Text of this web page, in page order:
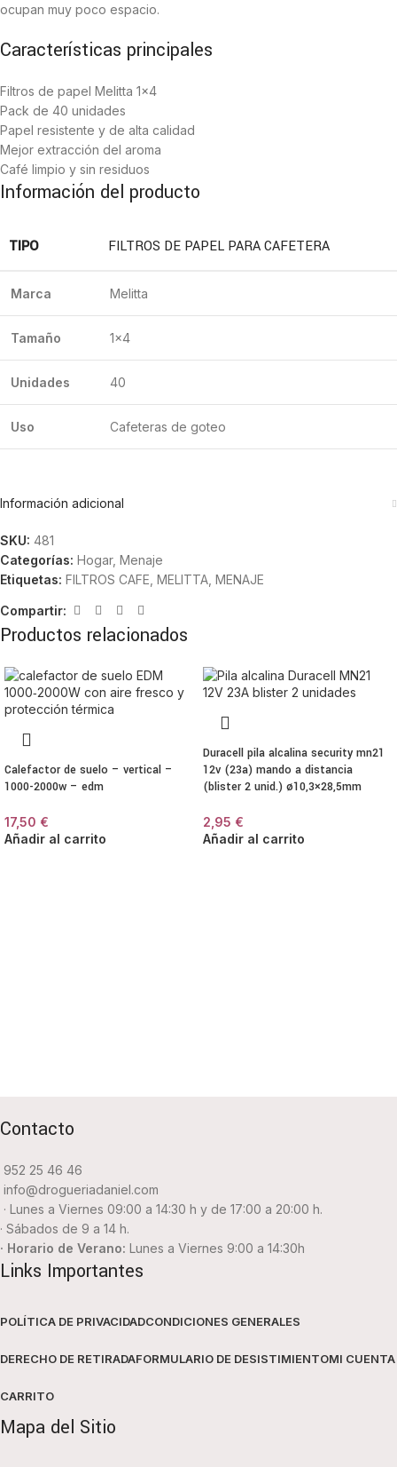
ocupan muy poco espacio.
Características principales
Filtros de papel Melitta 1×4
Pack de 40 unidades
Papel resistente y de alta calidad
Mejor extracción del aroma
Café limpio y sin residuos
Información del producto
TIPO FILTROS DE PAPEL PARA CAFETERA
Marca Melitta
Tamaño 1×4
Unidades 40
Uso Cafeteras de goteo
Información adicional
SKU: 481
Categorías: Hogar, Menaje
Etiquetas: FILTROS CAFE MELITTA MENAJE
Compartir:
Productos relacionados
Calefactor de suelo – vertical –
1000-2000w – edm
17,50 €
Añadir al carrito
Duracell pila alcalina security mn21
12v (23a) mando a distancia
(blister 2 unid.) ø10,3×28,5mm
2,95 €
Añadir al carrito
Contacto
952 25 46 46
info@drogueriadaniel.com
· Lunes a Viernes 09:00 a 14:30 h y de 17:00 a 20:00 h.
· Sábados de 9 a 14 h.
· Horario de Verano: Lunes a Viernes 9:00 a 14:30h
Links Importantes
POLÍTICA DE PRIVACIDADCONDICIONES GENERALES
DERECHO DE RETIRADAFORMULARIO DE DESISTIMIENTOMI CUENTA
CARRITO
Mapa del Sitio